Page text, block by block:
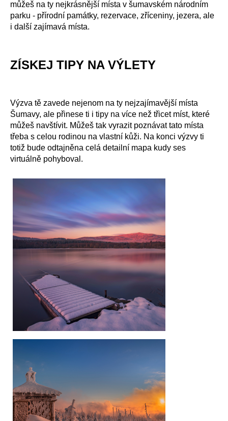
můžeš na ty nejkrásnější místa v šumavském národním
parku - přírodní památky, rezervace, zříceniny, jezera, ale
i další zajímavá místa.
ZÍSKEJ TIPY NA VÝLETY
Výzva tě zavede nejenom na ty nejzajímavější místa
Šumavy, ale přinese ti i tipy na více než třicet míst, které
můžeš navštívit. Můžeš tak vyrazit poznávat tato místa
třeba s celou rodinou na vlastní kůži. Na konci výzvy ti
totiž bude odtajněna celá detailní mapa kudy ses
virtuálně pohyboval.